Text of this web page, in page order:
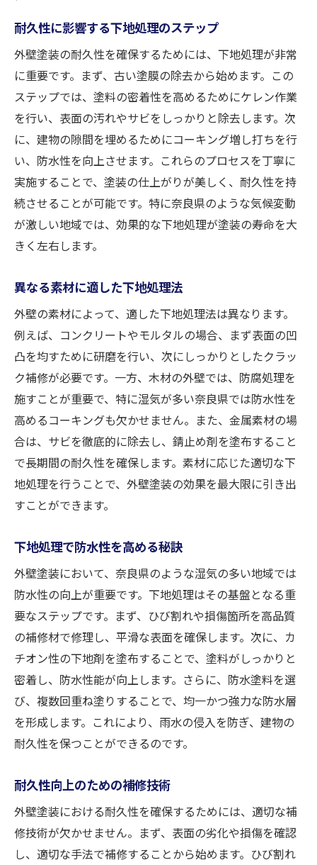
耐久性に影響する下地処理のステップ
外壁塗装の耐久性を確保するためには、下地処理が非常
に重要です。まず、古い塗膜の除去から始めます。この
ステップでは、塗料の密着性を高めるためにケレン作業
を行い、表面の汚れやサビをしっかりと除去します。次
に、建物の隙間を埋めるためにコーキング増し打ちを行
い、防水性を向上させます。これらのプロセスを丁寧に
実施することで、塗装の仕上がりが美しく、耐久性を持
続させることが可能です。特に奈良県のような気候変動
が激しい地域では、効果的な下地処理が塗装の寿命を大
きく左右します。
異なる素材に適した下地処理法
外壁の素材によって、適した下地処理法は異なります。
例えば、コンクリートやモルタルの場合、まず表面の凹
凸を均すために研磨を行い、次にしっかりとしたクラッ
ク補修が必要です。一方、木材の外壁では、防腐処理を
施すことが重要で、特に湿気が多い奈良県では防水性を
高めるコーキングも欠かせません。また、金属素材の場
合は、サビを徹底的に除去し、錆止め剤を塗布すること
で長期間の耐久性を確保します。素材に応じた適切な下
地処理を行うことで、外壁塗装の効果を最大限に引き出
すことができます。
下地処理で防水性を高める秘訣
外壁塗装において、奈良県のような湿気の多い地域では
防水性の向上が重要です。下地処理はその基盤となる重
要なステップです。まず、ひび割れや損傷箇所を高品質
の補修材で修理し、平滑な表面を確保します。次に、カ
チオン性の下地剤を塗布することで、塗料がしっかりと
密着し、防水性能が向上します。さらに、防水塗料を選
び、複数回重ね塗りすることで、均一かつ強力な防水層
を形成します。これにより、雨水の侵入を防ぎ、建物の
耐久性を保つことができるのです。
耐久性向上のための補修技術
外壁塗装における耐久性を確保するためには、適切な補
修技術が欠かせません。まず、表面の劣化や損傷を確認
し、適切な手法で補修することから始めます。ひび割れ